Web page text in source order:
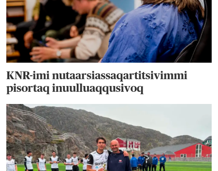
KNR-imi nutaarsiassaqartitsivimmi
pisortaq inuulluaqqusivoq